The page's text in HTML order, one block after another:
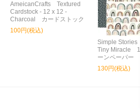
AmeicanCrafts Textured
Cardstock - 12 x 12 -
Charcoal カードストック
100円(税込)
Simple
Tiny Miracle
ーンペーパー
130円(税込)